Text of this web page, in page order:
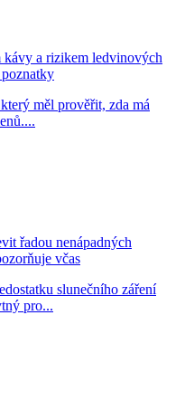
a rizikem ledvinových
měl prověřit, zda má
řadou nenápadných
včas
slunečního záření
pro...